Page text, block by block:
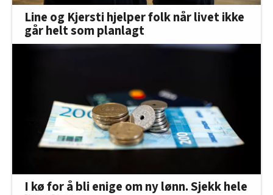
Line og Kjersti hjelper folk når livet ikke
går helt som planlagt
I kø for å bli enige om ny lønn. Sjekk hele